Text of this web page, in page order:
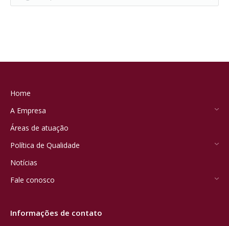
Home
A Empresa
Áreas de atuação
Política de Qualidade
Notícias
Fale conosco
Informações de contato